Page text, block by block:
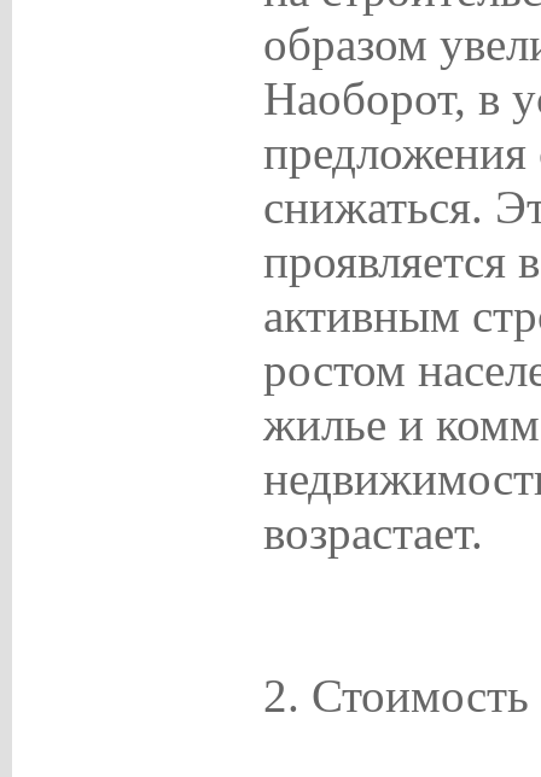
образом
Наоборот, в
снижаться.
проявляется
активным
ростом
жилье и
возрастает.
2. Стоимость